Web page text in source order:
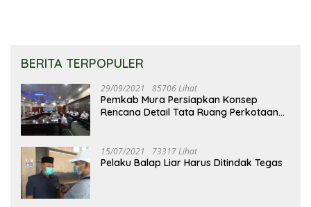
BERITA TERPOPULER
29/09/2021 85706 Lihat
Pemkab Mura Persiapkan Konsep
Rencana Detail Tata Ruang Perkotaan
15/07/2021 73317 Lihat
Pelaku Balap Liar Harus Ditindak Tegas